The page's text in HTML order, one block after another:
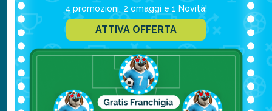
Spiaggia di Jandra
La caratteristica principale di questa
4 promozioni, 2 omaggi e 1 Novità!
ATTIVA OFFERTA